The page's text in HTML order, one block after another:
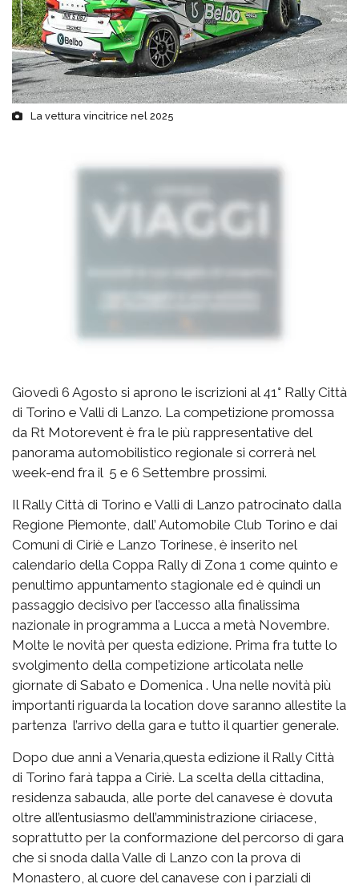
La vettura vincitrice nel 2025
Giovedì 6 Agosto si aprono le iscrizioni al 41° Rally Città
di Torino e Valli di Lanzo. La competizione promossa
da Rt Motorevent è fra le più rappresentative del
panorama automobilistico regionale si correrà nel
week-end fra il 5 e 6 Settembre prossimi.
Il Rally Città di Torino e Valli di Lanzo patrocinato dalla
Regione Piemonte, dall’ Automobile Club Torino e dai
Comuni di Ciriè e Lanzo Torinese, è inserito nel
calendario della Coppa Rally di Zona 1 come quinto e
penultimo appuntamento stagionale ed è quindi un
passaggio decisivo per l’accesso alla finalissima
nazionale in programma a Lucca a metà Novembre.
Molte le novità per questa edizione. Prima fra tutte lo
svolgimento della competizione articolata nelle
giornate di Sabato e Domenica . Una nelle novità più
importanti riguarda la location dove saranno allestite la
partenza l’arrivo della gara e tutto il quartier generale.
Dopo due anni a Venaria,questa edizione il Rally Città
di Torino farà tappa a Ciriè. La scelta della cittadina,
residenza sabauda, alle porte del canavese è dovuta
oltre all’entusiasmo dell’amministrazione ciriacese,
soprattutto per la conformazione del percorso di gara
che si snoda dalla Valle di Lanzo con la prova di
Monastero, al cuore del canavese con i parziali di